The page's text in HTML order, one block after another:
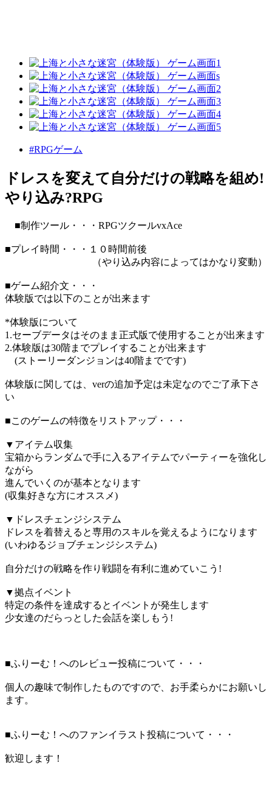
#RPGゲーム
ドレスを変えて自分だけの戦略を組め!
やり込み?RPG
■制作ツール・・・RPGツクールvxAce
■プレイ時間・・・１０時間前後
（やり込み内容によってはかなり変動）
■ゲーム紹介文・・・
体験版では以下のことが出来ます
*体験版について
1.セーブデータはそのまま正式版で使用することが出来ます
2.体験版は30階までプレイすることが出来ます
(ストーリーダンジョンは40階までです)
体験版に関しては、verの追加予定は未定なのでご了承下さ
い
■このゲームの特徴をリストアップ・・・
▼アイテム収集
宝箱からランダムで手に入るアイテムでパーティーを強化し
ながら
進んでいくのが基本となります
(収集好きな方にオススメ)
▼ドレスチェンジシステム
ドレスを着替えると専用のスキルを覚えるようになります
(いわゆるジョブチェンジシステム)
自分だけの戦略を作り戦闘を有利に進めていこう!
▼拠点イベント
特定の条件を達成するとイベントが発生します
少女達のだらっとした会話を楽しもう!
■ふりーむ！へのレビュー投稿について・・・
個人の趣味で制作したものですので、お手柔らかにお願いし
ます。
■ふりーむ！へのファンイラスト投稿について・・・
歓迎します！